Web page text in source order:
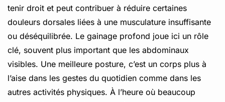
tenir droit et peut contribuer à réduire certaines
douleurs dorsales liées à une musculature insuffisante
ou déséquilibrée. Le gainage profond joue ici un rôle
clé, souvent plus important que les abdominaux
visibles. Une meilleure posture, c’est un corps plus à
l’aise dans les gestes du quotidien comme dans les
autres activités physiques. À l’heure où beaucoup